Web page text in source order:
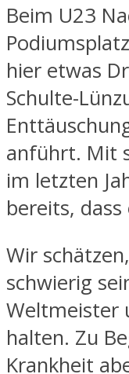
Beim U23
hier etwas
Schulte-
anführt. Mit
im letzten
bereits,
Wir
schwierig
Weltmeister
halten. Zu
Krankheit